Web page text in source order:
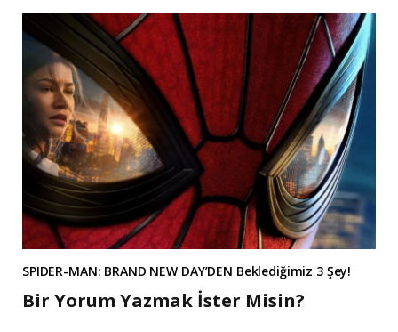
SPIDER-MAN: BRAND NEW DAY’DEN Beklediğimiz 3 Şey!
Bir Yorum Yazmak İster Misin?